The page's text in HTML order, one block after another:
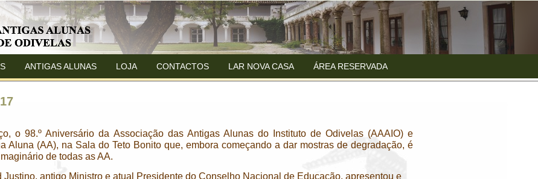
ANTIGAS ALUNAS LOJA CONTACTOS LAR NOVA CASA ÁREA RESERVADA
o 98.º Aniversário da Associação das Antigas Alunas do Instituto de Odivelas (AAAIO) e
Aluna (AA), na Sala do Teto Bonito que, embora começando a dar mostras de degradação, é
de todas as AA.
Justino, antigo Ministro e atual Presidente do Conselho Nacional de Educação, apresentou e